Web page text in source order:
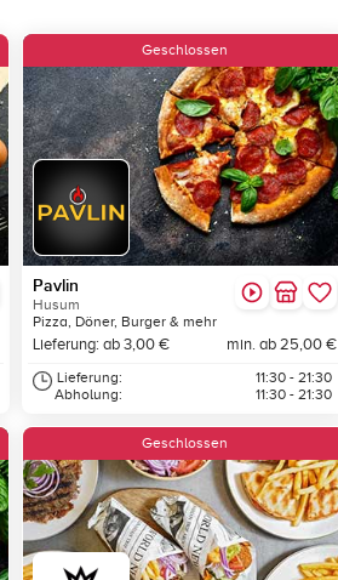
Geschlossen
Pavlin
Husum
Pizza, Döner, Burger & mehr
Lieferung: ab 3,00 € min. ab 25,00 €
Lieferung:
Abholung:
11:30 - 21:30
11:30 - 21:30
Geschlossen